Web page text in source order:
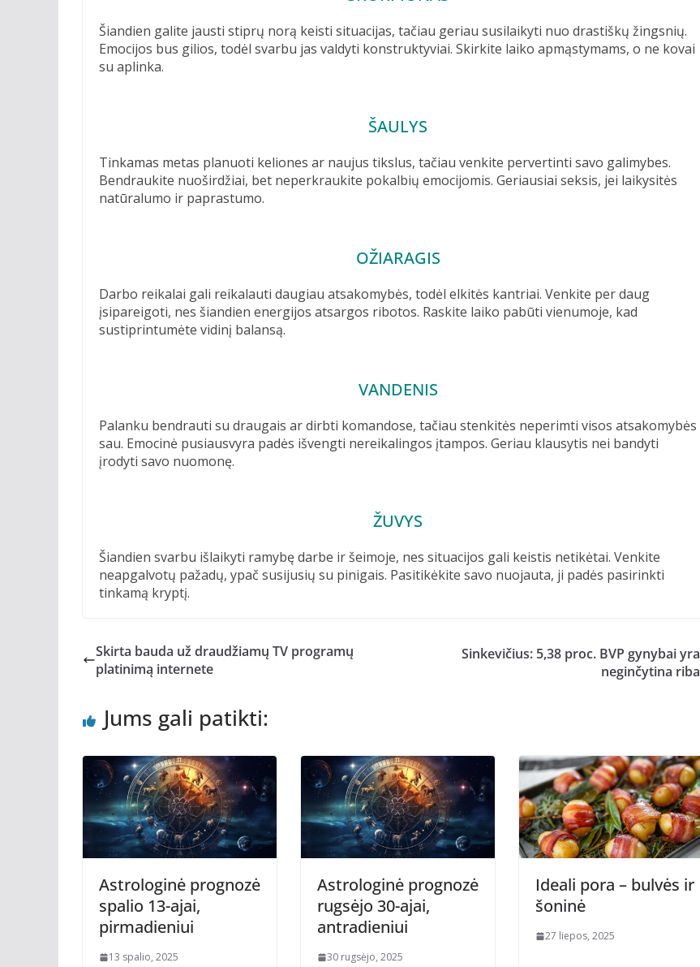
Šiandien galite jausti stiprų norą keisti situacijas, tačiau geriau susilaikyti nuo drastiškų žingsnių.
Emocijos bus gilios, todėl svarbu jas valdyti konstruktyviai. Skirkite laiko apmąstymams, o ne kovai
su aplinka.
ŠAULYS
Tinkamas metas planuoti keliones ar naujus tikslus, tačiau venkite pervertinti savo galimybes.
Bendraukite nuoširdžiai, bet neperkraukite pokalbių emocijomis. Geriausiai seksis, jei laikysitės
natūralumo ir paprastumo.
OŽIARAGIS
Darbo reikalai gali reikalauti daugiau atsakomybės, todėl elkitės kantriai. Venkite per daug
įsipareigoti, nes šiandien energijos atsargos ribotos. Raskite laiko pabūti vienumoje, kad
sustiprintumėte vidinį balansą.
VANDENIS
Palanku bendrauti su draugais ar dirbti komandose, tačiau stenkitės neperimti visos atsakomybės
sau. Emocinė pusiausvyra padės išvengti nereikalingos įtampos. Geriau klausytis nei bandyti
įrodyti savo nuomonę.
ŽUVYS
Šiandien svarbu išlaikyti ramybę darbe ir šeimoje, nes situacijos gali keistis netikėtai. Venkite
neapgalvotų pažadų, ypač susijusių su pinigais. Pasitikėkite savo nuojauta, ji padės pasirinkti
tinkamą kryptį.
Skirta bauda už draudžiamų TV programų
platinimą internete
Sinkevičius: 5,38 proc. BVP gynybai yra
neginčytina riba
Jums gali patikti:
Astrologinė prognozė
spalio 13-ajai,
pirmadieniui
13 spalio, 2025
Astrologinė prognozė
rugsėjo 30-ajai,
antradieniui
30 rugsėjo, 2025
Ideali pora – bulvės ir
šoninė
27 liepos, 2025